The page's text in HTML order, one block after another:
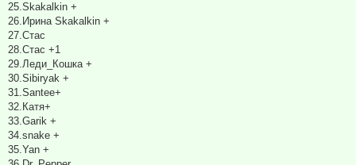
25.Skakalkin +
26.Ирина Skakalkin +
27.Стас
28.Стас +1
29.Леди_Кошка +
30.Sibiryak +
31.Santee+
32.Катя+
33.Garik +
34.snake +
35.Yan +